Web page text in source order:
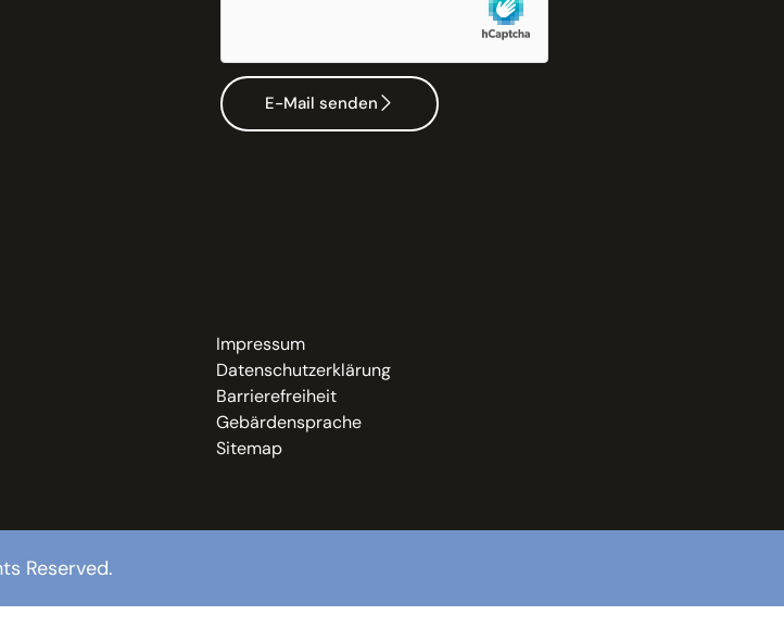
E-Mail senden
Impressum
Datenschutzerklärung
Barrierefreiheit
Gebärdensprache
Sitemap
Reserved.